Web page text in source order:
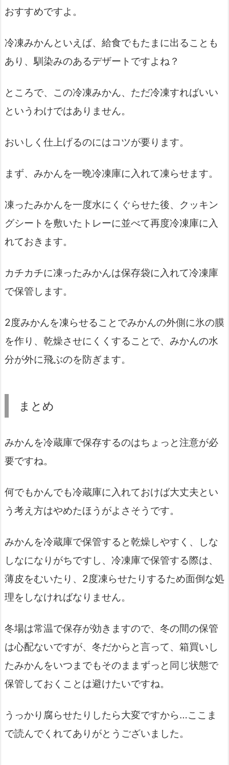
おすすめですよ。
冷凍みかんといえば、給食でもたまに出ることも
あり、馴染みのあるデザートですよね？
ところで、この冷凍みかん、ただ冷凍すればいい
というわけではありません。
おいしく仕上げるのにはコツが要ります。
まず、みかんを一晩冷凍庫に入れて凍らせます。
凍ったみかんを一度水にくぐらせた後、クッキン
グシートを敷いたトレーに並べて再度冷凍庫に入
れておきます。
カチカチに凍ったみかんは保存袋に入れて冷凍庫
で保管します。
2度みかんを凍らせることでみかんの外側に氷の膜
を作り、乾燥させにくくすることで、みかんの水
分が外に飛ぶのを防ぎます。
まとめ
みかんを冷蔵庫で保存するのはちょっと注意が必
要ですね。
何でもかんでも冷蔵庫に入れておけば大丈夫とい
う考え方はやめたほうがよさそうです。
みかんを冷蔵庫で保管すると乾燥しやすく、しな
しなになりがちですし、冷凍庫で保管する際は、
薄皮をむいたり、2度凍らせたりするため面倒な処
理をしなければなりません。
冬場は常温で保存が効きますので、冬の間の保管
は心配ないですが、冬だからと言って、箱買いし
たみかんをいつまでもそのままずっと同じ状態で
保管しておくことは避けたいですね。
うっかり腐らせたりしたら大変ですから…ここま
で読んでくれてありがとうございました。